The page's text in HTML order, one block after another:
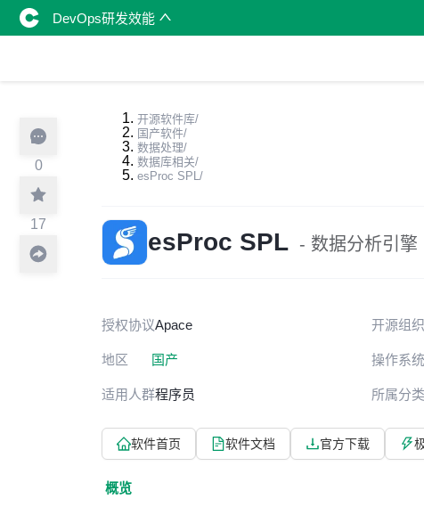
DevOps研发效能
0
17
开源软件库/
国产软件/
数据处理/
数据库相关/
esProc SPL/
esProc SPL - 数据分析引擎
授权协议Apace 开源组织
地区 国产 操作系统
适用人群程序员 所属分类
软件首页 软件文档 官方下载
概览